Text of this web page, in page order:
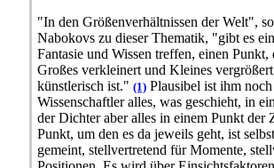
"In den Größenverhältnissen der Welt",
Nabokovs zu dieser Thematik, "gibt es
Fantasie und Wissen treffen, einen
Großes verkleinert und Kleines
künstlerisch ist." (1) Plausibel ist ihm
Wissenschaftler alles, was geschieht, in
der Dichter aber alles in einem Punkt
Punkt, um den es da jeweils geht, ist
gemeint, stellvertretend für Momente,